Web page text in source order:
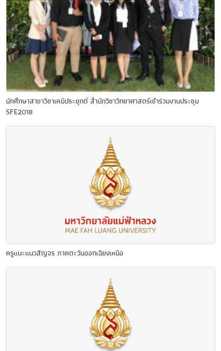
นักศึกษาสาขาวิชาเคมีประยุกต์ สำนักวิชาวิทยาศาสตร์เข้าร่วมงานประชุม
SFE2018
ครูแนะแนวสัญจร ภาคตะวันออกเฉียงเหนือ